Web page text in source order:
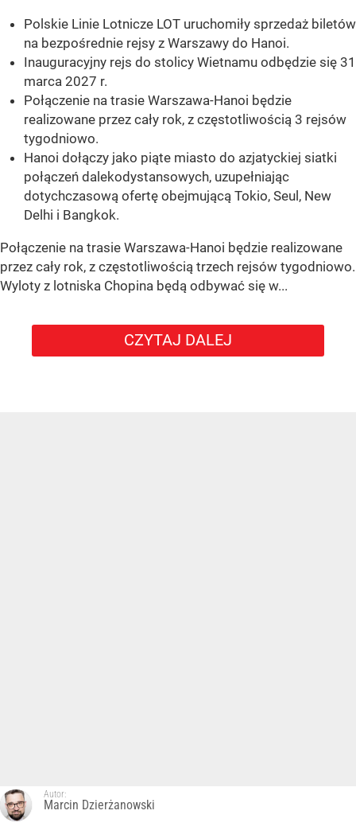
Polskie Linie Lotnicze LOT uruchomiły sprzedaż biletów
na bezpośrednie rejsy z Warszawy do Hanoi.
Inauguracyjny rejs do stolicy Wietnamu odbędzie się 31
marca 2027 r.
Połączenie na trasie Warszawa-Hanoi będzie
realizowane przez cały rok, z częstotliwością 3 rejsów
tygodniowo.
Hanoi dołączy jako piąte miasto do azjatyckiej siatki
połączeń dalekodystansowych, uzupełniając
dotychczasową ofertę obejmującą Tokio, Seul, New
Delhi i Bangkok.
Połączenie na trasie Warszawa-Hanoi będzie realizowane
przez cały rok, z częstotliwością trzech rejsów tygodniowo.
Wyloty z lotniska Chopina będą odbywać się w...
CZYTAJ DALEJ
Autor:
Marcin Dzierżanowski